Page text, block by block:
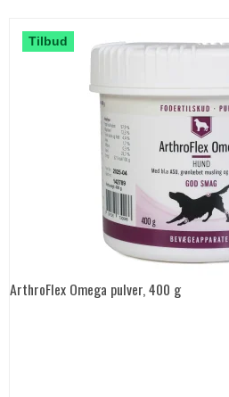
Tilbud
ArthroFlex Omega pulver, 400 g